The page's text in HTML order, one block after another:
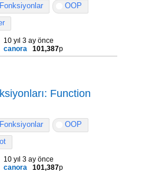
Fonksiyonlar
OOP
10 yıl 3 ay önce
canora
101,387p
Function
Fonksiyonlar
OOP
10 yıl 3 ay önce
canora
101,387p